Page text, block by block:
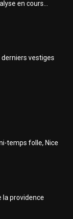
en cours…
derniers vestiges
temps folle, Nice
la providence